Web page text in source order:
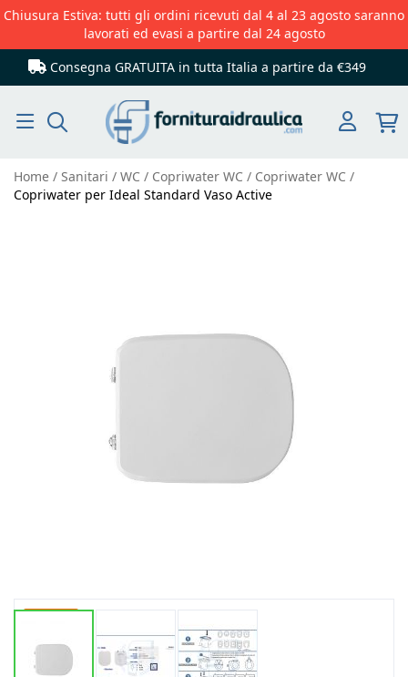
Chiusura Estiva: tutti gli ordini ricevuti dal 4 al 23 agosto saranno
lavorati ed evasi a partire dal 24 agosto
Consegna GRATUITA in tutta Italia a partire da €349
Home Sanitari WC Copriwater WC
Copriwater WC
Copriwater per Ideal Standard Vaso Active